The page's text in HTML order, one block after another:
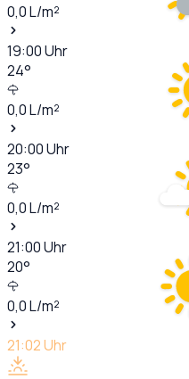
0,0L/m²
19:00Uhr
24°
0,0L/m²
20:00Uhr
23°
0,0L/m²
21:00Uhr
20°
0,0L/m²
21:02Uhr